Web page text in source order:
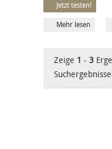
Jetzt testen!
Mehr lesen
Zeige 1 - 3